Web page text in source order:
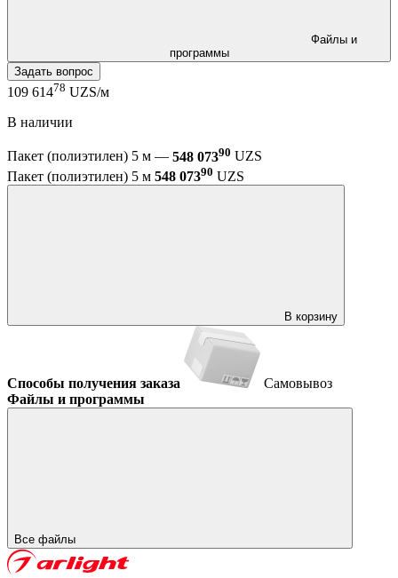
программы
Задать вопрос
109 61478 UZS/м
В наличии
Пакет (полиэтилен) 5 м — 548 07390 UZS
Пакет (полиэтилен) 5 м 548 07390 UZS
В корзину
Способы получения заказа
Самовывоз
Файлы и программы
Все файлы